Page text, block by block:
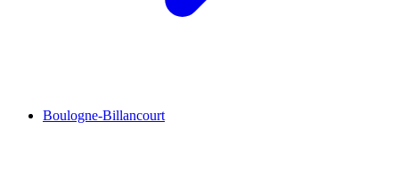
Boulogne-Billancourt